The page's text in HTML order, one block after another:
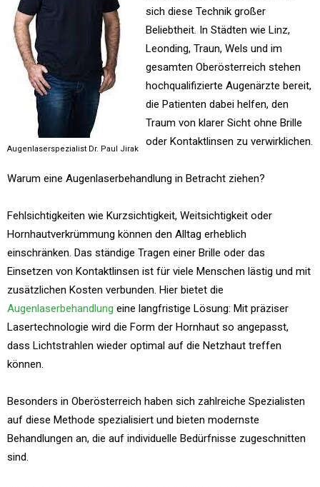
Augenlaserspezialist Dr. Paul Jirak
sich diese Technik großer
Beliebtheit. In Städten wie Linz,
Leonding, Traun, Wels und im
gesamten Oberösterreich stehen
hochqualifizierte Augenärzte bereit,
die Patienten dabei helfen, den
Traum von klarer Sicht ohne Brille
oder Kontaktlinsen zu verwirklichen.
Warum eine Augenlaserbehandlung in Betracht ziehen?
Fehlsichtigkeiten wie Kurzsichtigkeit, Weitsichtigkeit oder
Hornhautverkrümmung können den Alltag erheblich
einschränken. Das ständige Tragen einer Brille oder das
Einsetzen von Kontaktlinsen ist für viele Menschen lästig und mit
zusätzlichen Kosten verbunden. Hier bietet die
Augenlaserbehandlung eine langfristige Lösung: Mit präziser
Lasertechnologie wird die Form der Hornhaut so angepasst,
dass Lichtstrahlen wieder optimal auf die Netzhaut treffen
können.
Besonders in Oberösterreich haben sich zahlreiche Spezialisten
auf diese Methode spezialisiert und bieten modernste
Behandlungen an, die auf individuelle Bedürfnisse zugeschnitten
sind.